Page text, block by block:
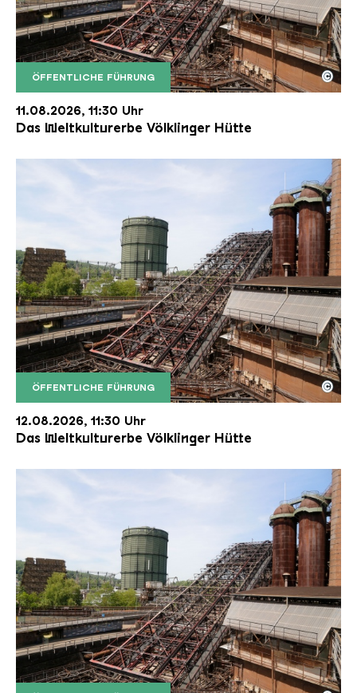
ÖFFENTLICHE FÜHRUNG
Der Erzschrägaufzug der Völklinger Hütte mit
Copyright: Weltkulturerbe Völklinger Hütte | Karl
©
11.08.2026, 11:30 Uhr
Das Weltkulturerbe Völklinger Hütte
ÖFFENTLICHE FÜHRUNG
Der Erzschrägaufzug der Völklinger Hütte mit
Copyright: Weltkulturerbe Völklinger Hütte | Karl
©
12.08.2026, 11:30 Uhr
Das Weltkulturerbe Völklinger Hütte